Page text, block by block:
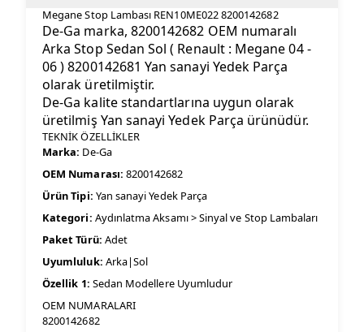
Megane Stop Lambası REN10ME022 8200142682
De-Ga marka, 8200142682 OEM numaralı
Arka Stop Sedan Sol ( Renault : Megane 04 -
06 ) 8200142681 Yan sanayi Yedek Parça
olarak üretilmiştir.
De-Ga kalite standartlarına uygun olarak
üretilmiş Yan sanayi Yedek Parça ürünüdür.
TEKNİK ÖZELLİKLER
Marka: De-Ga
OEM Numarası: 8200142682
Ürün Tipi: Yan sanayi Yedek Parça
Kategori: Aydınlatma Aksamı > Sinyal ve Stop Lambaları
Paket Türü: Adet
Uyumluluk: Arka|Sol
Özellik 1: Sedan Modellere Uyumludur
OEM NUMARALARI
8200142682